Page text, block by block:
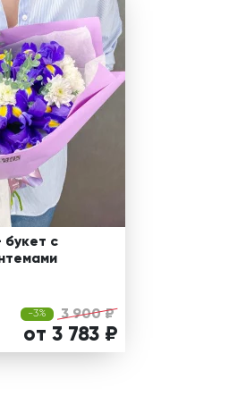
букет с
-3% 3 900 ₽
от 3 783 ₽